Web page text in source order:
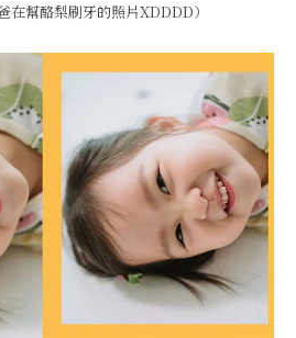
在幫酪梨刷牙的照片XDDDD）